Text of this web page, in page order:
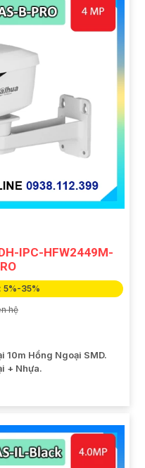
IPC-HFW2449M-
5%-35%
hệ
10m Hồng Ngoại SMD.
+ Nhựa.